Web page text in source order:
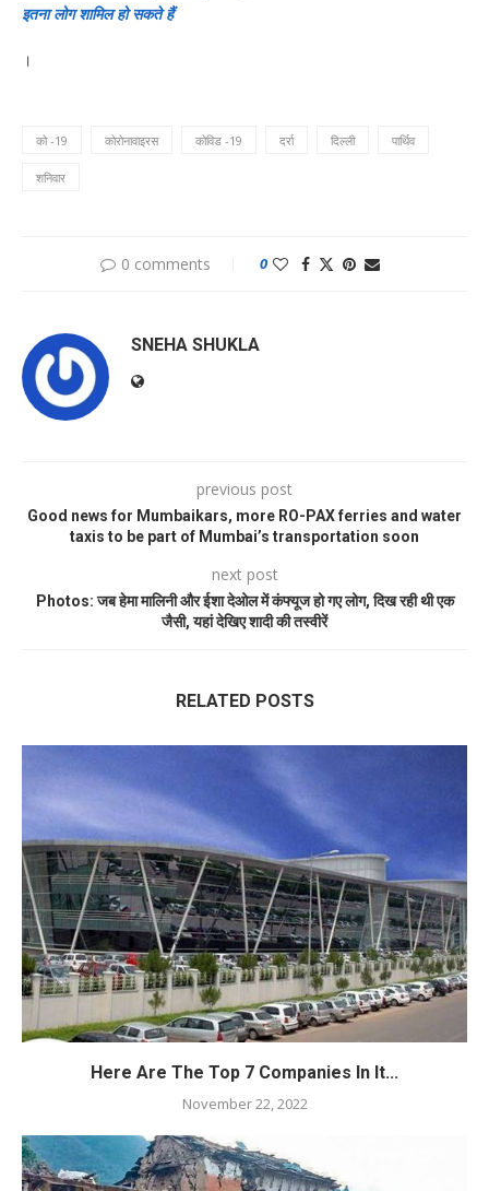
इतना लोग शामिल हो सकते हैं
।
को -19 कोरोनावाइरस कोविड -19 दर्रा दिल्ली पार्थिव
शनिवार
0 comments 0
SNEHA SHUKLA
previous post
Good news for Mumbaikars, more RO-PAX ferries and water
taxis to be part of Mumbai’s transportation soon
next post
Photos: जब हेमा मालिनी और ईशा देओल में कंफ्यूज हो गए लोग, दिख रही थी एक
जैसी, यहां देखिए शादी की तस्वीरें
RELATED POSTS
Here Are The Top 7 Companies In It...
November 22, 2022